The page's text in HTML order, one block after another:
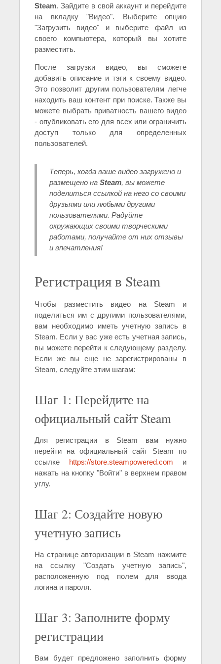
Steam. Зайдите в свой аккаунт и перейдите
на вкладку "Видео". Выберите опцию
"Загрузить видео" и выберите файл из
своего компьютера, который вы хотите
разместить.
После загрузки видео, вы сможете
добавить описание и тэги к своему видео.
Это позволит другим пользователям легче
находить ваш контент при поиске. Также вы
можете выбрать приватность вашего видео
- опубликовать его для всех или ограничить
доступ только для определенных
пользователей.
Теперь, когда ваше видео загружено и
размещено на Steam, вы можете
поделиться ссылкой на него со своими
друзьями или любыми другими
пользователями. Радуйте
окружающих своими творческими
работами, получайте от них отзывы
и впечатления!
Регистрация в Steam
Чтобы разместить видео на Steam и
поделиться им с другими пользователями,
вам необходимо иметь учетную запись в
Steam. Если у вас уже есть учетная запись,
вы можете перейти к следующему разделу.
Если же вы еще не зарегистрированы в
Steam, следуйте этим шагам:
Шаг 1: Перейдите на
официальный сайт Steam
Для регистрации в Steam вам нужно
перейти на официальный сайт Steam по
ссылке https://store.steampowered.com и
нажать на кнопку "Войти" в верхнем правом
углу.
Шаг 2: Создайте новую
учетную запись
На странице авторизации в Steam нажмите
на ссылку "Создать учетную запись",
расположенную под полем для ввода
логина и пароля.
Шаг 3: Заполните форму
регистрации
Вам будет предложено заполнить форму